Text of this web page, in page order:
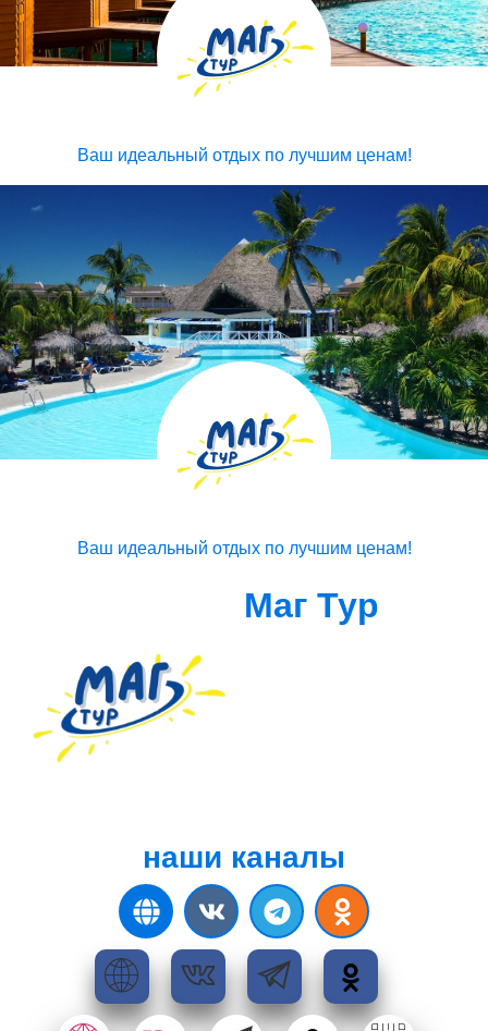
Ваш идеальный отдых по лучшим ценам!
Ваш идеальный отдых по лучшим ценам!
Маг Тур
наши каналы